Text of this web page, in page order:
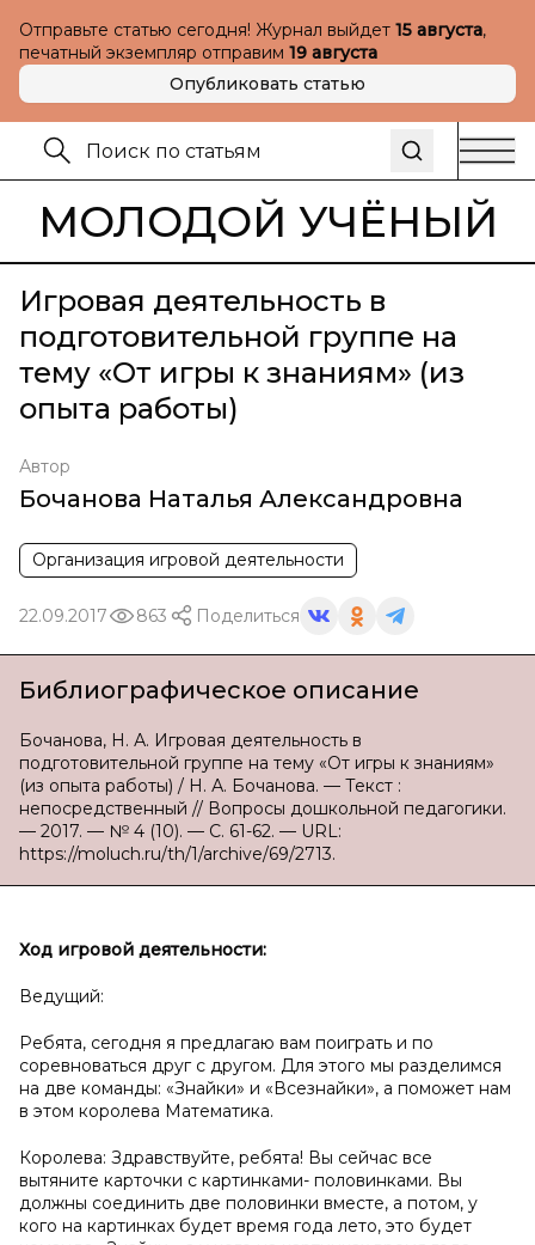
Отправьте статью сегодня! Журнал выйдет 15 августа,
печатный экземпляр отправим 19 августа
Опубликовать статью
МОЛОДОЙ УЧЁНЫЙ
Игровая деятельность в
подготовительной группе на
тему «От игры к знаниям» (из
опыта работы)
Автор
Бочанова Наталья Александровна
Организация игровой деятельности
22.09.2017 863 Поделиться
Библиографическое описание
Бочанова, Н. А. Игровая деятельность в
подготовительной группе на тему «От игры к знаниям»
(из опыта работы) / Н. А. Бочанова. — Текст :
непосредственный // Вопросы дошкольной педагогики.
— 2017. — № 4 (10). — С. 61-62. — URL:
https://moluch.ru/th/1/archive/69/2713.
Ход игровой деятельности:
Ведущий:
Ребята, сегодня я предлагаю вам поиграть и по
соревноваться друг с другом. Для этого мы разделимся
на две команды: «Знайки» и «Всезнайки», а поможет нам
в этом королева Математика.
Королева: Здравствуйте, ребята! Вы сейчас все
вытяните карточки с картинками- половинками. Вы
должны соединить две половинки вместе, а потом, у
кого на картинках будет время года лето, это будет